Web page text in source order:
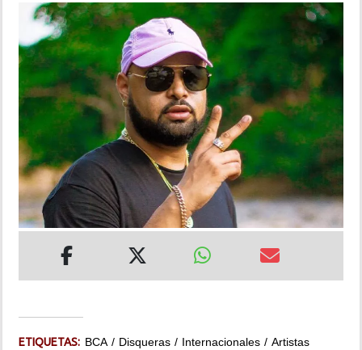
SHOW
DEPORTES
MUNDO
INSÓLITAS
MULTIMEDIA
ETIQUETAS: BCA Disqueras Internacionales
Artistas